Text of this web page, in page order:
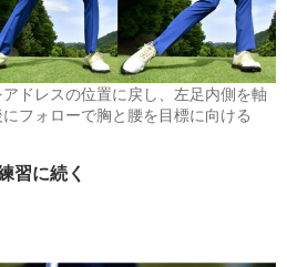
ドレスの位置に戻し、左足内側を軸
フォローで胸と腰を目標に向ける
習に続く